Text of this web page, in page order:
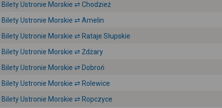
Bilety Ustronie Morskie ⇄ Chodzież
Bilety Ustronie Morskie ⇄ Amelin
Bilety Ustronie Morskie ⇄ Rataje Słupskie
Bilety Ustronie Morskie ⇄ Żdżary
Bilety Ustronie Morskie ⇄ Dobroń
Bilety Ustronie Morskie ⇄ Rolewice
Bilety Ustronie Morskie ⇄ Ropczyce